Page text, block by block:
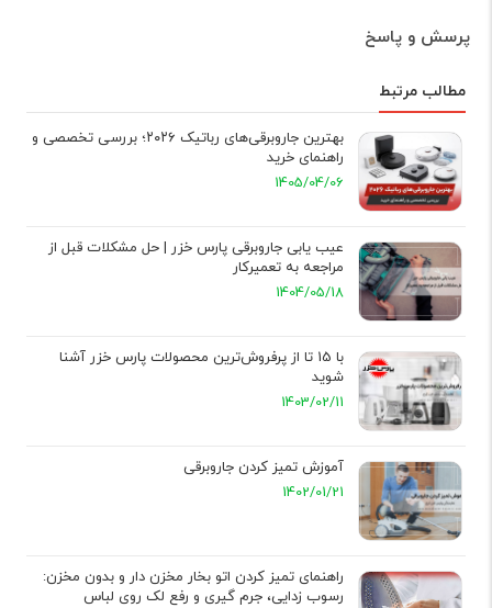
پرسش و پاسخ
مطالب مرتبط
بهترین جاروبرقی‌های رباتیک ۲۰۲۶؛ بررسی تخصصی و
راهنمای خرید
1405/04/06
عیب‌ یابی جاروبرقی پارس خزر | حل مشکلات قبل از
مراجعه به تعمیرکار
1404/05/18
با 15 تا از پرفروش‌ترین محصولات پارس خزر آشنا
شوید
1403/02/11
آموزش تمیز کردن جاروبرقی
1402/01/21
راهنمای تمیز کردن اتو بخار مخزن دار و بدون مخزن:
رسوب زدایی، جرم گیری و رفع لک روی لباس